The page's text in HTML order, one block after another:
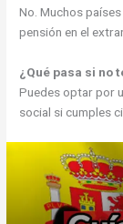
No. Muchos
pensión en el
¿Qué pasa si no
Puedes optar por
social si cumples